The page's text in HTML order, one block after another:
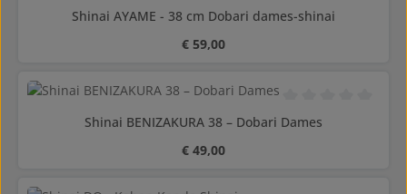
Gemiddelde
Shinai AYAME - 38 cm Dobari dames-shinai
Normale prijs:
€ 59,00
Gemiddelde
Shinai BENIZAKURA 38 – Dobari Dames
Normale prijs:
€ 49,00